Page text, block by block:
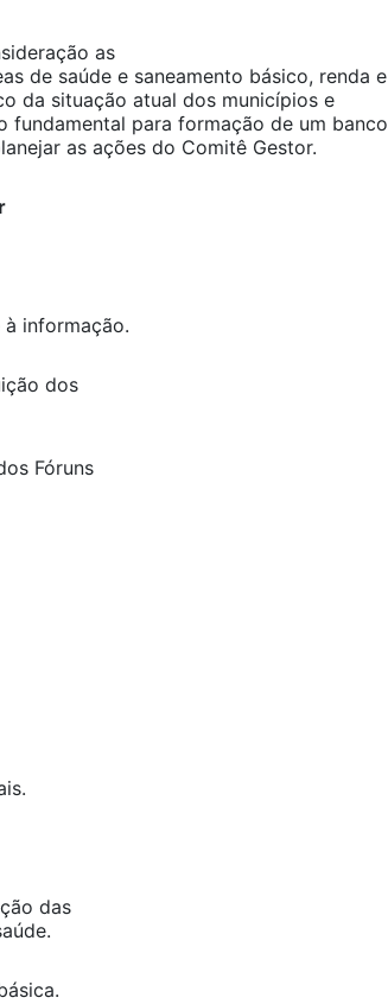
as
de saúde e saneamento básico, renda e
da situação atual dos municípios e
para formação de um banco
as ações do Comitê Gestor.
informação.
dos
Fóruns
das